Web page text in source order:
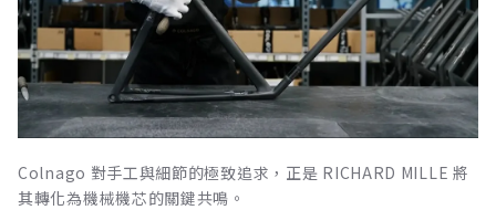
Colnago 對手工與細節的極致追求，正是 RICHARD MILLE 將
其轉化為機械機芯的關鍵共鳴。